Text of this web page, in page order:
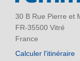
30 B Rue Pierre et
FR-35500 Vitré
France
Calculer l'itinéraire